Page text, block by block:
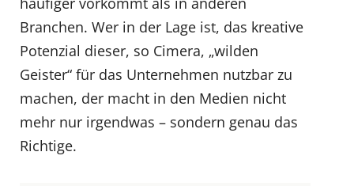
Branchen. Wer in der Lage ist, das kreative
Potenzial dieser, so Cimera, „wilden
Geister“ für das Unternehmen nutzbar zu
machen, der macht in den Medien nicht
mehr nur irgendwas – sondern genau das
Richtige.